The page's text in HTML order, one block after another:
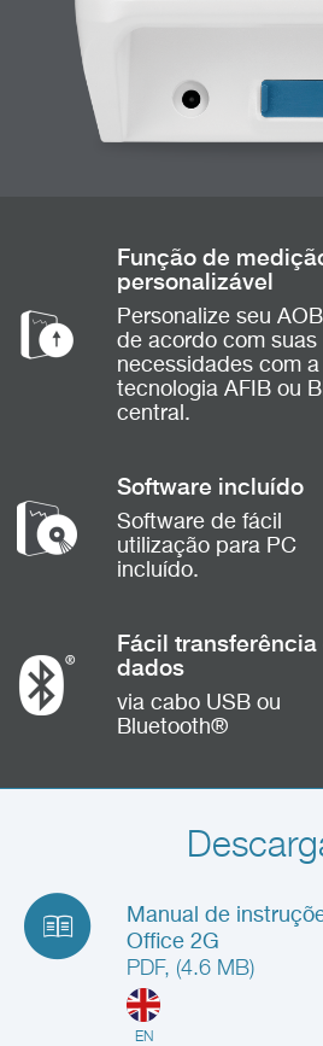
Função de
personalizável
Personalize seu
de acordo com suas
necessidades com a
tecnologia AFIB ou
central.
Software incluído
Software de fácil
utilização para PC
incluído.
Fácil transferência
dados
via cabo USB ou
Bluetooth®
Manual de
Office 2G
PDF, (4.6 MB)
EN